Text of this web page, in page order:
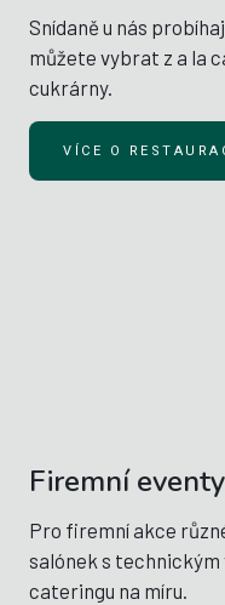
Snídaně u nás
můžete vybrat z a la
cukrárny.
VÍCE O
Firemní eventy
Pro firemní akce
salónek s technickým
cateringu na míru.